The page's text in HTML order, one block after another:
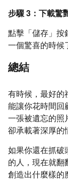
步驟 3：下載驚
點擊「儲存」按
一個驚喜的時候
總結
有時候，最好的
能讓你花時間回
一張被遺忘的照
卻承載著深厚的
如果你還在抓破
的人，現在就翻
創造出什麼樣的